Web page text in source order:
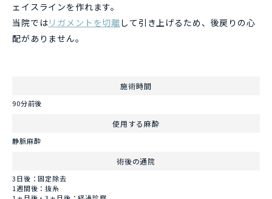
ェイスラインを作れます。
当院ではリガメントを切離 して引き上げるため、後戻りの心
配がありません。
施術時間
90分前後
使用する麻酔
静脈麻酔
術後の通院
3日後：固定除去
1週間後：抜糸